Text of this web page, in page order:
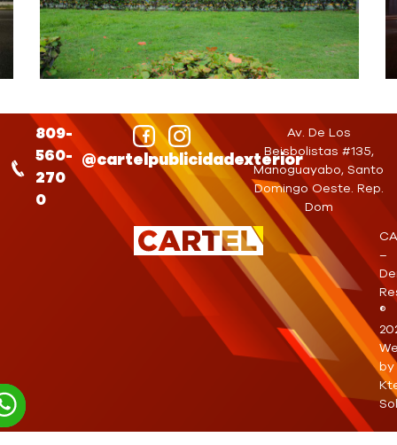
809-
560-
270
0
@cartelpublicidadexterior
Av. De Los
Beisbolistas #135,
Manoguayabo, Santo
Domingo Oeste. Rep.
Dom
–
®
by